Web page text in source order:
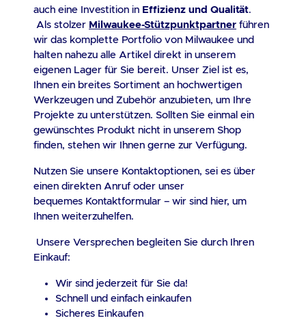
auch eine Investition in Effizienz und Qualität.
Als stolzer Milwaukee-Stützpunktpartner führen
wir das komplette Portfolio von Milwaukee und
halten nahezu alle Artikel direkt in unserem
eigenen Lager für Sie bereit. Unser Ziel ist es,
Ihnen ein breites Sortiment an hochwertigen
Werkzeugen und Zubehör anzubieten, um Ihre
Projekte zu unterstützen. Sollten Sie einmal ein
gewünschtes Produkt nicht in unserem Shop
finden, stehen wir Ihnen gerne zur Verfügung.
Nutzen Sie unsere Kontaktoptionen, sei es über
einen direkten Anruf oder unser
bequemes Kontaktformular – wir sind hier, um
Ihnen weiterzuhelfen.
Unsere Versprechen begleiten Sie durch Ihren
Einkauf:
Wir sind jederzeit für Sie da!
Schnell und einfach einkaufen
Sicheres Einkaufen